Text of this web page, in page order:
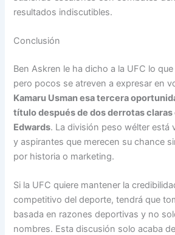
resultados indiscutibles.
Conclusión
Ben Askren le ha dicho a la UFC lo
pero pocos se atreven a expresar en
Kamaru Usman esa tercera
título después de dos derrotas
Edwards. La división peso wélter está
y aspirantes que merecen su chance
por historia o marketing.
Si la UFC quiere mantener la
competitivo del deporte, tendrá que
basada en razones deportivas y no
nombres. Esta discusión solo acaba